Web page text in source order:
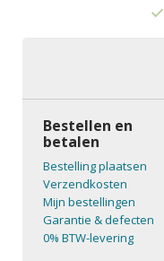
Bestellen en
betalen
Bestelling plaatsen
Verzendkosten
Mijn bestellingen
Garantie & defecten
0% BTW-levering